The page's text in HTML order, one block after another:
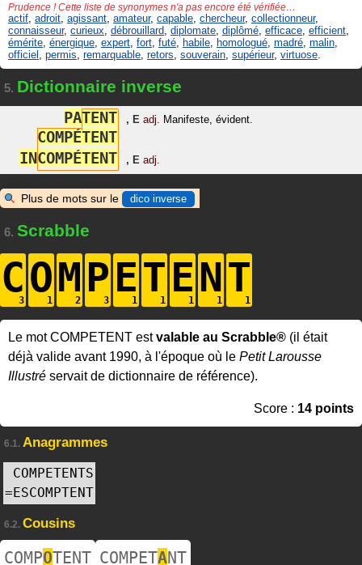
Prudence ! Cette liste de synonymes n'a pas encore été vérifiée…
actif adroit agissant amateur, capable chercheur, collectionneur,
connaisseur, curieux débrouillard diplomate diplômé efficace efficient
émérite énergique expert fort futé habile homologué madré malin
officiel permis remarquable retors souverain supérieur, virtuose
5. Dictionnaire inverse
PATENT , E adj. Manifeste, évident.
COMPÉTENT
INCOMPÉTENT , E adj.
Plus de mots sur le dico inverse
6. Scrabble
COMPETENT
Le mot COMPETENT estvalable au Scrabble® (il était
déjà valide avant 1990, à l'époque où le Petit Larousse
Illustré servait de dictionnaire de référence).
Score : 14 points
6.1. Anagrammes
COMPETENTS
=ESCOMPTENT
6.2. Cousins
COMPOTENT COMPETANT